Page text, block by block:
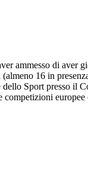
ammesso di aver
16 in
Sport presso il
competizioni